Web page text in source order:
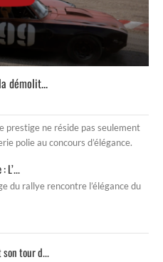
démolit...
prestige ne réside pas seulement
polie au concours d’élégance.
L’...
du rallye rencontre l’élégance du
son tour d...